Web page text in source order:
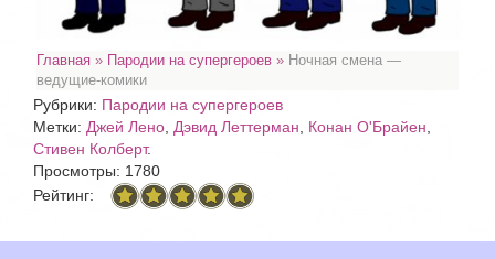
Главная » Пародии на супергероев » Ночная смена —
ведущие-комики
Рубрики: Пародии на супергероев
Метки: Джей Лено Дэвид Леттерман Конан О'Брайен
Стивен Колберт.
Просмотры: 1780
Рейтинг: